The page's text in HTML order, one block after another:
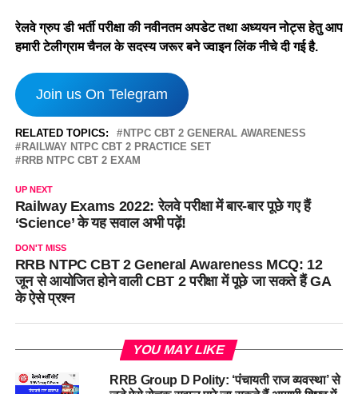
रेलवे ग्रुप डी भर्ती परीक्षा की नवीनतम अपडेट तथा अध्ययन नोट्स हेतु आप
हमारी टेलीग्राम चैनल के सदस्य जरूर बने ज्वाइन लिंक नीचे दी गई है.
Join us On Telegram
RELATED TOPICS:
NTPC CBT 2 GENERAL AWARENESS
RAILWAY NTPC CBT 2 PRACTICE SET
RRB NTPC CBT 2 EXAM
UP NEXT
Railway Exams 2022: रेलवे परीक्षा में बार-बार पूछे गए हैं
‘Science’ के यह सवाल अभी पढ़ें!
DON'T MISS
RRB NTPC CBT 2 General Awareness MCQ: 12
जून से आयोजित होने वाली CBT 2 परीक्षा में पूछे जा सकते हैं GA
के ऐसे प्रश्न
YOU MAY LIKE
RRB Group D Polity: ‘पंचायती राज व्यवस्था’ से